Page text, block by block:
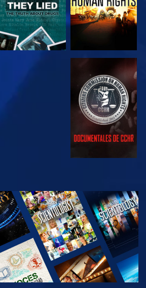
VE
EXPLORA LAS
SERIES